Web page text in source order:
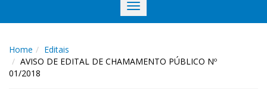
Toggle
navigation
Home
Editais
AVISO DE EDITAL DE CHAMAMENTO PÚBLICO Nº
01/2018